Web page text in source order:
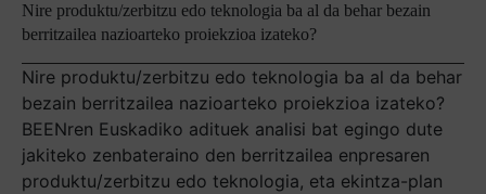
Nire produktu/zerbitzu edo teknologia ba al da behar bezain
berritzailea nazioarteko proiekzioa izateko?
Nire produktu/zerbitzu edo teknologia ba al da behar
bezain berritzailea nazioarteko proiekzioa izateko?
BEENren Euskadiko adituek analisi bat egingo dute
jakiteko zenbateraino den berritzailea enpresaren
produktu/zerbitzu edo teknologia, eta ekintza-plan